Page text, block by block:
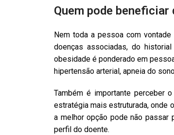
Quem pode
Nem toda a pessoa com
doenças associadas, do
obesidade é ponderado em
hipertensão arterial, apneia do
Também é importante perceber
estratégia mais estruturada, onde
a melhor opção pode não
perfil do doente.